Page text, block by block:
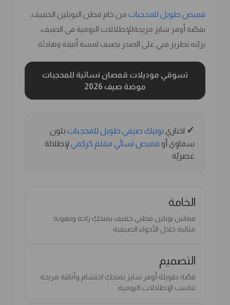
قميص طويل للمحجبات من خام قطن البوبلين الخفيف،
بقصّة أوفر سايز مريحةللإطلالات اليومية في الصيف،
يزيّنه تطريز فني على الصدر يضيف لمسة أنيقة وهادئة.
تسوقي موديلات قمصان نسائية للمحجبات
موضة صيف 2026
✓ اختاري تونيك صيفي طويل للمحجبات بلون
سماوي أو قميص نسائي مقلم كركمي لإطلالة
عصريّة
الخامة
قماش بوبلين قطني خفيف يمنحكِ راحة وتهوية
مثالية خلال الأجواء الصيفية
التصميم
قصّة طويلة أوفر سايز تمنحكِ احتشام وأناقة مريحة
تناسب الإطلالات اليومية